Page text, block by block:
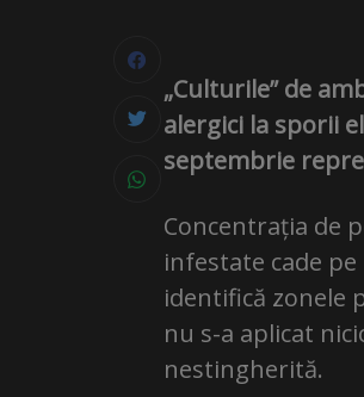
„Culturile” de
alergici la sporii
septembrie
Concentrația de
infestate cade
identifică zonele
nu s-a aplicat
nestingherită.